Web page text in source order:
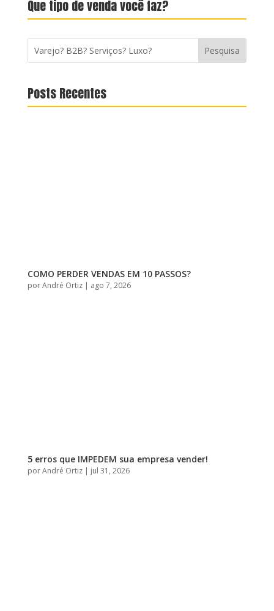
Que tipo de venda você faz?
Posts Recentes
COMO PERDER VENDAS EM 10 PASSOS?
porAndré Ortiz| ago 7, 2026
5 erros que IMPEDEM sua empresa vender!
porAndré Ortiz| jul 31, 2026